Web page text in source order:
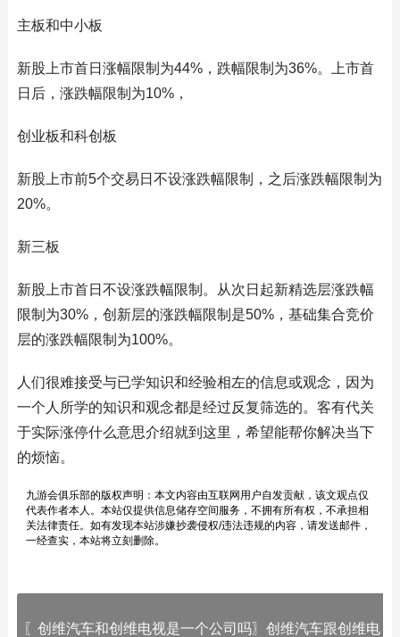
主板和中小板
新股上市首日涨幅限制为44%，跌幅限制为36%。上市首
日后，涨跌幅限制为10%，
创业板和科创板
新股上市前5个交易日不设涨跌幅限制，之后涨跌幅限制为
20%。
新三板
新股上市首日不设涨跌幅限制。从次日起新精选层涨跌幅
限制为30%，创新层的涨跌幅限制是50%，基础集合竞价
层的涨跌幅限制为100%。
人们很难接受与已学知识和经验相左的信息或观念，因为
一个人所学的知识和观念都是经过反复筛选的。客有代关
于实际涨停什么意思介绍就到这里，希望能帮你解决当下
的烦恼。
九游会俱乐部的版权声明：本文内容由互联网用户自发贡献，该文观点仅
代表作者本人。本站仅提供信息储存空间服务，不拥有所有权，不承担相
关法律责任。如有发现本站涉嫌抄袭侵权/违法违规的内容，请发送邮件，
一经查实，本站将立刻删除。
〖创维汽车和创维电视是一个公司吗〗创维汽车跟创维电